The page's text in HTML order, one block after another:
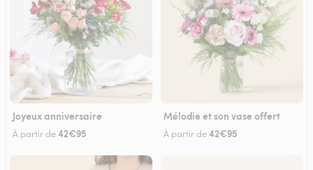
Joyeux anniversaire
À partir de42€95
Mélodie et son vase offert
À partir de42€95